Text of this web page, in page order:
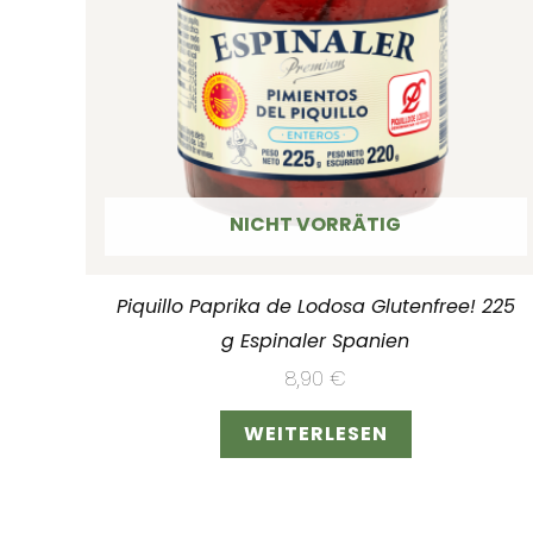
NICHT VORRÄTIG
Piquillo Paprika de Lodosa Glutenfree! 225
g Espinaler Spanien
8,90€
WEITERLESEN